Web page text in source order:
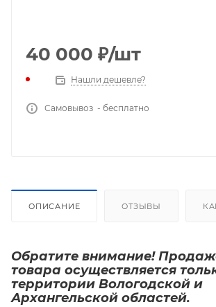
40 000 ₽/шт
Нашли дешевле?
Самовывоз - бесплатно
ОПИСАНИЕ ОТЗЫВЫ
Обратите внимание!
товара осуществляется
территории Вологодской и
Архангельской областей.